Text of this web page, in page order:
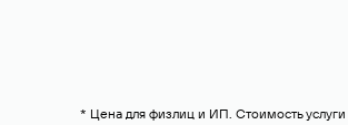
* Цена для физлиц и ИП. Стоимость